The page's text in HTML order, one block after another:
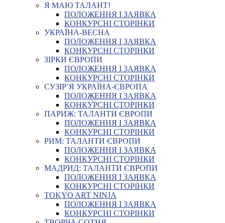
Я МАЮ ТАЛАНТ!
ПОЛОЖЕННЯ І ЗАЯВКА
КОНКУРСНІ СТОРІНКИ
УКРАЇНА-ВЕСНА
ПОЛОЖЕННЯ І ЗАЯВКА
КОНКУРСНІ СТОРІНКИ
ЗІРКИ ЄВРОПИ
ПОЛОЖЕННЯ І ЗАЯВКА
КОНКУРСНІ СТОРІНКИ
СУЗІР’Я УКРАЇНА-ЄВРОПА
ПОЛОЖЕННЯ І ЗАЯВКА
КОНКУРСНІ СТОРІНКИ
ПАРИЖ: ТАЛАНТИ ЄВРОПИ
ПОЛОЖЕННЯ І ЗАЯВКА
КОНКУРСНІ СТОРІНКИ
РИМ: ТАЛАНТИ ЄВРОПИ
ПОЛОЖЕННЯ І ЗАЯВКА
КОНКУРСНІ СТОРІНКИ
МАДРИД: ТАЛАНТИ ЄВРОПИ
ПОЛОЖЕННЯ І ЗАЯВКА
КОНКУРСНІ СТОРІНКИ
TOKYO ART NINJA
ПОЛОЖЕННЯ І ЗАЯВКА
КОНКУРСНІ СТОРІНКИ